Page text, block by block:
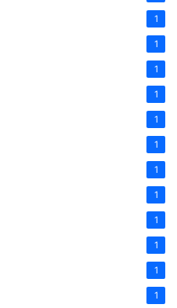
1
1
1
1
1
1
1
1
1
1
1
1